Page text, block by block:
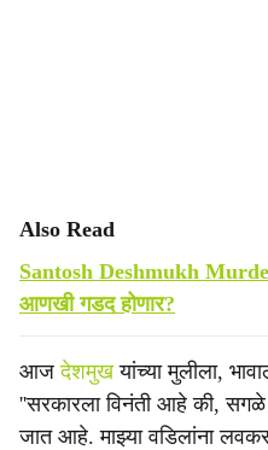
Also Read
Santosh Deshmukh
आणखी गडद होणार?
आजदेशमुखयांच्या मुलीला,
''सरकारला विनंती आहे की, सगळे
जात आहे. माझ्या वडिलांना